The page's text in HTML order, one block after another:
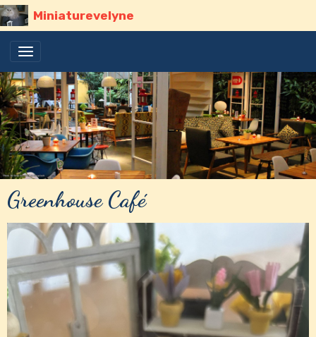
Miniaturevelyne
Greenhouse Café